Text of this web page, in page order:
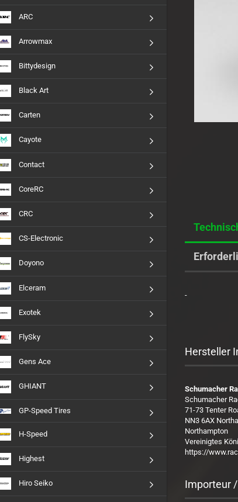
Sparko Racing
Sworkz
Team Associated
Yokomo
Motoren anzeigen
1:10
Nitro
-
Hersteller
Schumacher
Schumacher
71-73 Tenter
NN3 6AX
Northampton
Vereinigtes
https://
Importeur
ARC
Arrowmax
Bittydesign
Black Art
Carten
Cayote
Contact
CoreRC
CRC
CS-Electronic
Doyono
Elceram
Exotek
FlySky
Gens Ace
GHIANT
GP-Speed Tires
H-Speed
Highest
Hiro Seiko